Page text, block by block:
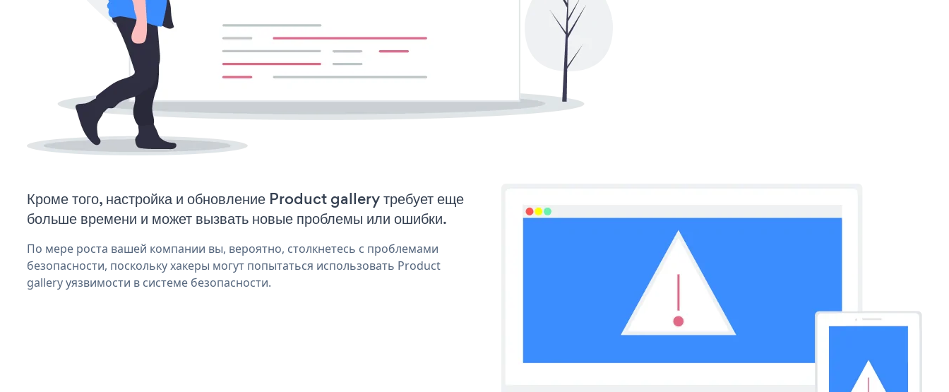
Кроме того, настройка и обновление Product gallery требует еще
больше времени и может вызвать новые проблемы или ошибки.
По мере роста вашей компании вы, вероятно, столкнетесь с проблемами
безопасности, поскольку хакеры могут попытаться использовать Product
gallery уязвимости в системе безопасности.